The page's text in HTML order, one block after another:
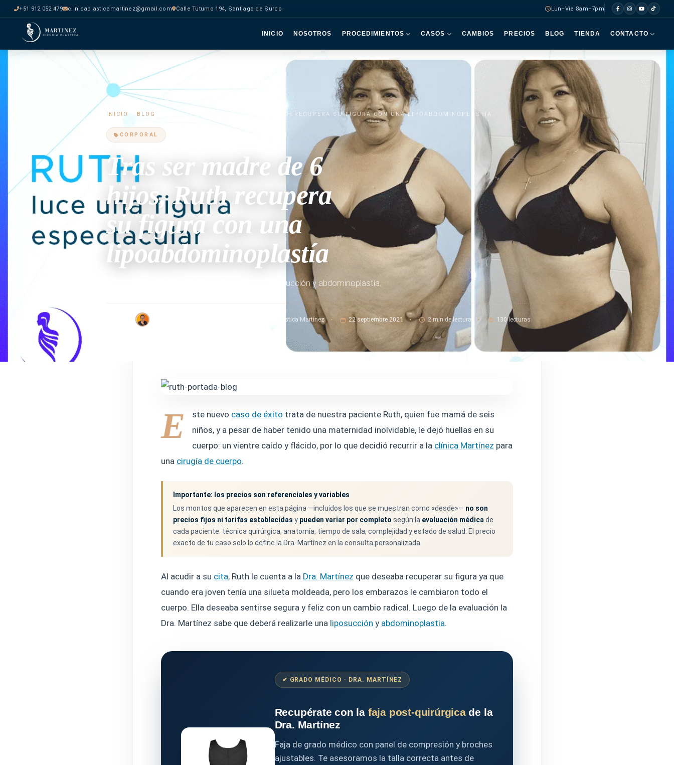
+51 912 052 479 clinicaplasticamartinez@gmail.com Calle Tutumo 194, Santiago de Surco Lun–Vie 8am–7pm
INICIO NOSOTROS PROCEDIMIENTOS CASOS CAMBIOS PRECIOS BLOG TIENDA CONTACTO
INICIO BLOG / TRAS SER MADRE DE 6 HIJOS, RUTH RECUPERA SU FIGURA CON UNA LIPOABDOMINOPLASTÍA
CORPORAL
Tras ser madre de 6
hijos, Ruth recupera
su figura con una
lipoabdominoplastía
Un nuevo comienzo para Ruth gracias a una liposucción y abdominoplastía.
· Equipo editorial · Cirugía Plástica Martínez 22 septiembre 2021 2 min de lectura 130 lecturas
E ste nuevo caso de éxito trata de nuestra paciente Ruth, quien fue mamá de seis
niños, y a pesar de haber tenido una maternidad inolvidable, le dejó huellas en su
cuerpo: un vientre caído y flácido, por lo que decidió recurrir a la clínica Martínez para
una cirugía de cuerpo.
Importante: los precios son referenciales y variables
Los montos que aparecen en esta página —incluidos los que se muestran como «desde»— no son
precios fijos ni tarifas establecidas y pueden variar por completo según la evaluación médica de
cada paciente: técnica quirúrgica, anatomía, tiempo de sala, complejidad y estado de salud. El precio
exacto de tu caso solo lo define la Dra. Martínez en la consulta personalizada.
Al acudir a su cita, Ruth le cuenta a la Dra. Martínez que deseaba recuperar su figura ya que
cuando era joven tenía una silueta moldeada, pero los embarazos le cambiaron todo el
cuerpo. Ella deseaba sentirse segura y feliz con un cambio radical. Luego de la evaluación la
Dra. Martínez sabe que deberá realizarle una liposucción y abdominoplastia.
✔ GRADO MÉDICO · DRA. MARTÍNEZ
Recupérate con la faja post-quirúrgicade la
Dra. Martínez
Faja de grado médico con panel de compresión y broches
ajustables. Te asesoramos la talla correcta antes de